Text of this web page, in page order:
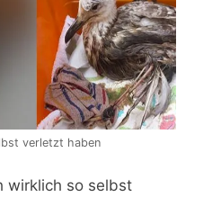
verletzt haben
wirklich so selbst